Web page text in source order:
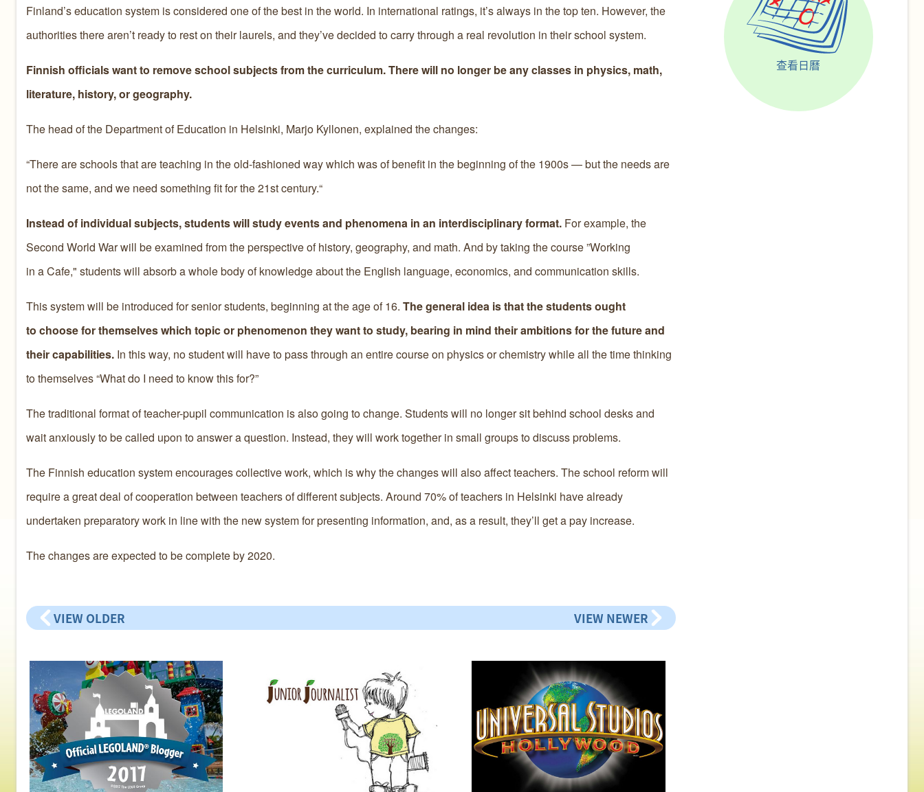
Finland’s education system is considered one of the best in the world. In international ratings, it’s always in the top ten. However, the
authorities there aren’t ready to rest on their laurels, and they’ve decided to carry through a real revolution in their school system.
Finnish officials want to remove school subjects from the curriculum. There will no longer be any classes in physics, math,
literature, history, or geography.
The head of the Department of Education in Helsinki, Marjo Kyllonen, explained the changes:
“There are schools that are teaching in the old-fashioned way which was of benefit in the beginning of the 1900s — but the needs are
not the same, and we need something fit for the 21st century.“
Instead of individual subjects, students will study events and phenomena in an interdisciplinary format.For example, the
Second World War will be examined from the perspective of history, geography, and math. And by taking the course ”Working
in a Cafe," students will absorb a whole body of knowledge about the English language, economics, and communication skills.
This system will be introduced for senior students, beginning at the age of 16. The general idea is that the students ought
to choose for themselves which topic or phenomenon they want to study, bearing in mind their ambitions for the future and
their capabilities.In this way, no student will have to pass through an entire course on physics or chemistry while all the time thinking
to themselves “What do I need to know this for?”
The traditional format of teacher-pupil communication is also going to change. Students will no longer sit behind school desks and
wait anxiously to be called upon to answer a question. Instead, they will work together in small groups to discuss problems.
The Finnish education system encourages collective work, which is why the changes will also affect teachers. The school reform will
require a great deal of cooperation between teachers of different subjects. Around 70% of teachers in Helsinki have already
undertaken preparatory work in line with the new system for presenting information, and, as a result, they’ll get a pay increase.
The changes are expected to be complete by 2020.
VIEW OLDER VIEW NEWER
查看日曆